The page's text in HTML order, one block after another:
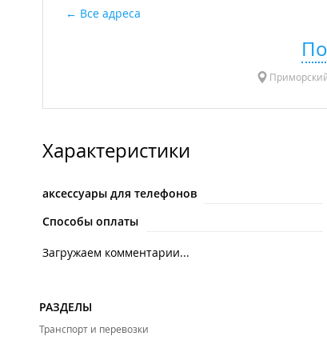
Все адреса
Характеристики
аксессуары для телефонов
Способы оплаты
Загружаем комментарии...
РАЗДЕЛЫ
Транспорт и перевозки